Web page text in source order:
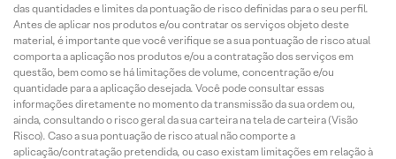
das quantidades e limites da pontuação de risco definidas para o seu perfil.
Antes de aplicar nos produtos e/ou contratar os serviços objeto deste
material, é importante que você verifique se a sua pontuação de risco atual
comporta a aplicação nos produtos e/ou a contratação dos serviços em
questão, bem como se há limitações de volume, concentração e/ou
quantidade para a aplicação desejada. Você pode consultar essas
informações diretamente no momento da transmissão da sua ordem ou,
ainda, consultando o risco geral da sua carteira na tela de carteira (Visão
Risco). Caso a sua pontuação de risco atual não comporte a
aplicação/contratação pretendida, ou caso existam limitações em relação à